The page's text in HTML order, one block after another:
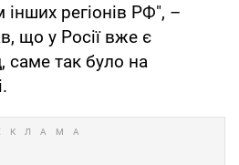
регіонів РФ", –
що у Росії вже є
саме так було на